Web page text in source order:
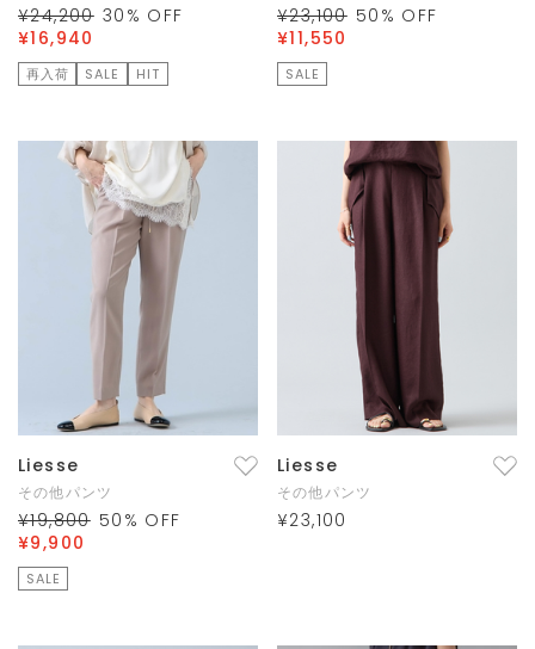
¥24,200 30 % OFF
¥16,940
再入荷 SALE HIT
¥23,100 50 % OFF
¥11,550
SALE
Liesse
その他パンツ
¥19,800 50 % OFF
¥9,900
SALE
Liesse
その他パンツ
¥23,100